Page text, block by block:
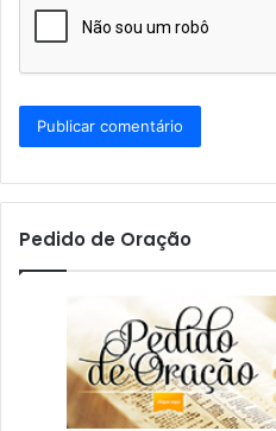
Pedido de Oração